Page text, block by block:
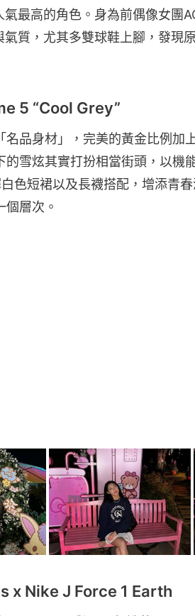
氣最高的角色。身為前偶像女團
氣質，尤其多雙球鞋上腳，發現
5 “Cool Grey”
名品身材」，完美的黃金比例加
的雪炫其實打扮相當街頭，以機
色短裙以及長襪搭配，增添青
個層次。
x Nike J Force 1 Earth